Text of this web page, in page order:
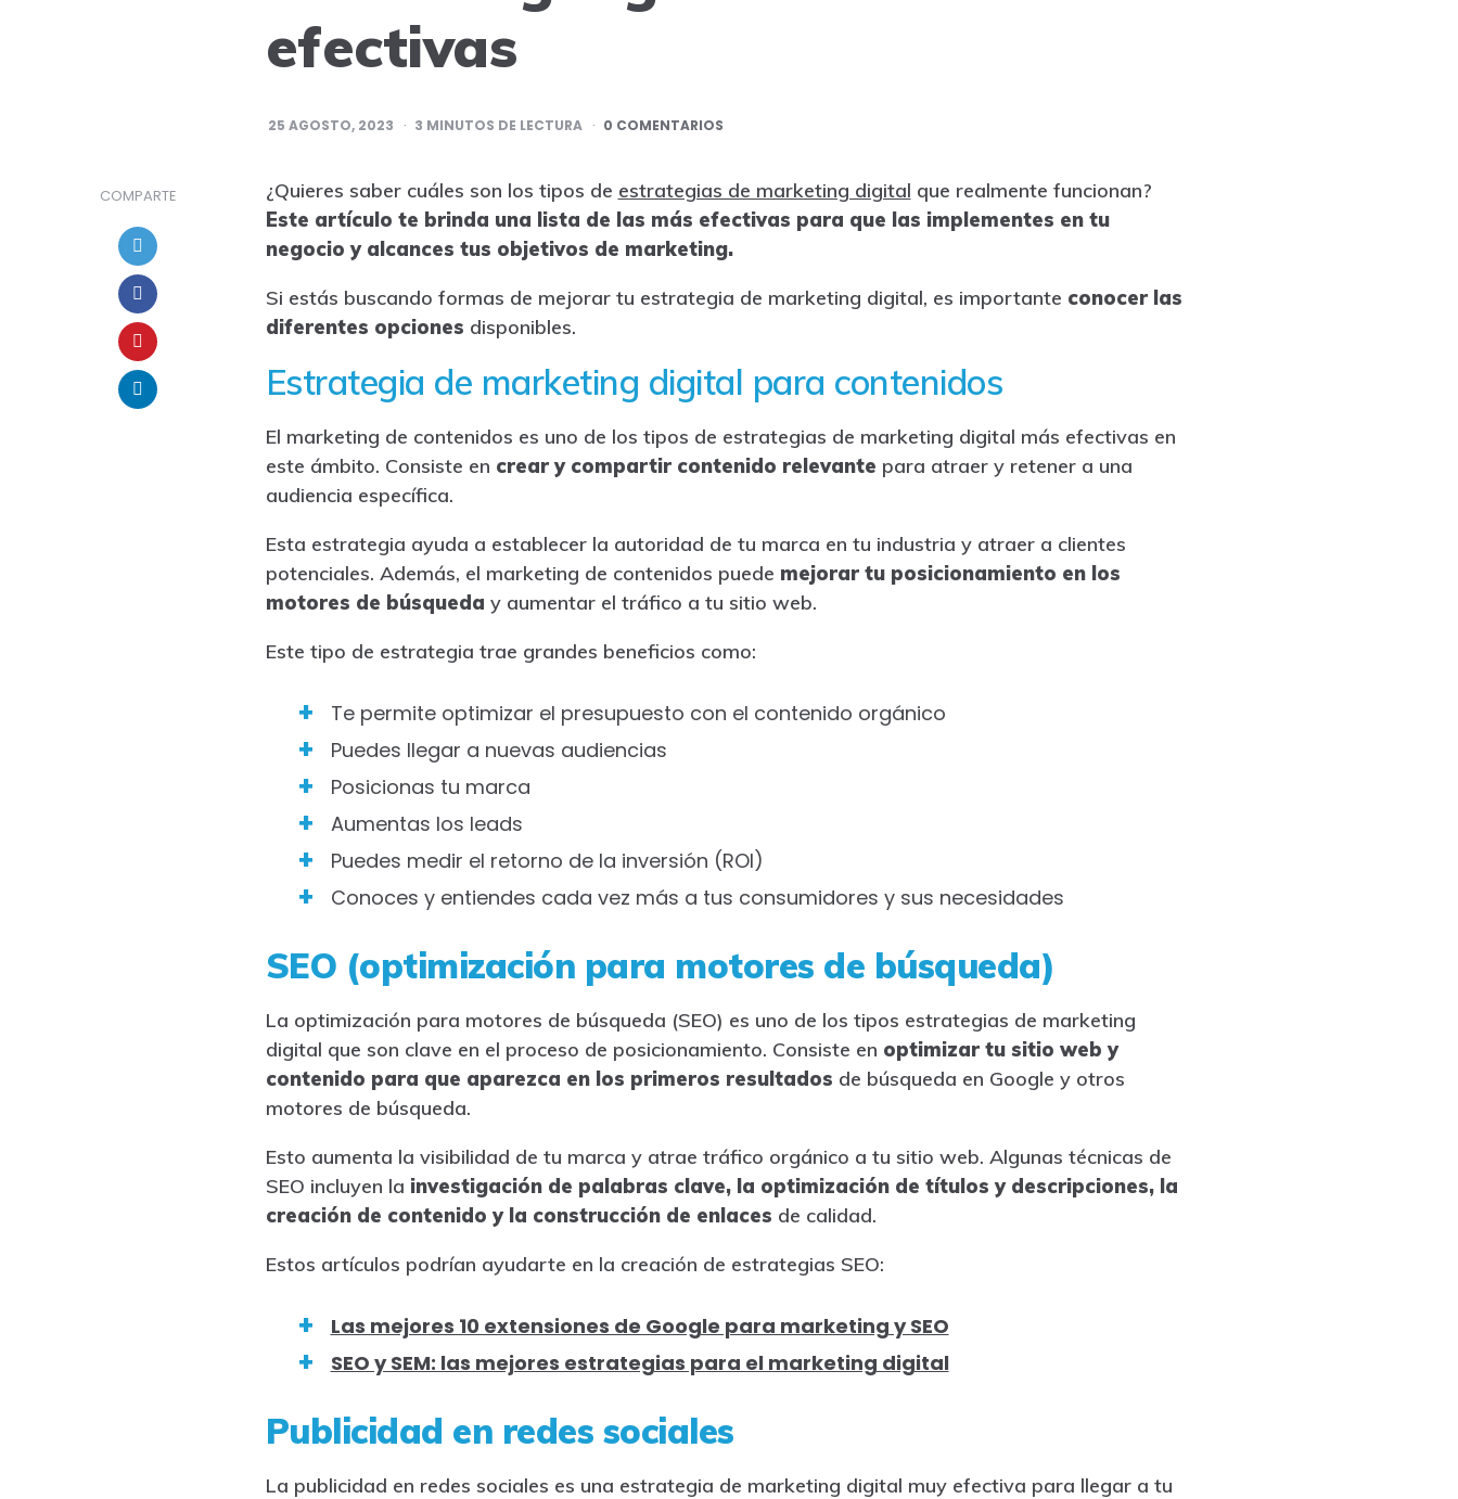
efectivas
25 AGOSTO, 2023 3 MINUTOS DE LECTURA 0 COMENTARIOS
COMPARTE ¿Quieres saber cuáles son los tipos de estrategias de marketing digital que realmente funcionan?
Este artículo te brinda una lista de las más efectivas para que las implementes en tu
negocio y alcances tus objetivos de marketing.
Si estás buscando formas de mejorar tu estrategia de marketing digital, es importante conocer las
diferentes opciones disponibles.
Estrategia de marketing digital para contenidos
El marketing de contenidos es uno de los tipos de estrategias de marketing digital más efectivas en
este ámbito. Consiste en crear y compartir contenido relevante para atraer y retener a una
audiencia específica.
Esta estrategia ayuda a establecer la autoridad de tu marca en tu industria y atraer a clientes
potenciales. Además, el marketing de contenidos puede mejorar tu posicionamiento en los
motores de búsqueda y aumentar el tráfico a tu sitio web.
Este tipo de estrategia trae grandes beneficios como:
Te permite optimizar el presupuesto con el contenido orgánico
Puedes llegar a nuevas audiencias
Posicionas tu marca
Aumentas los leads
Puedes medir el retorno de la inversión (ROI)
Conoces y entiendes cada vez más a tus consumidores y sus necesidades
SEO (optimización para motores de búsqueda)
La optimización para motores de búsqueda (SEO) es uno de los tipos estrategias de marketing
digital que son clave en el proceso de posicionamiento. Consiste en optimizar tu sitio web y
contenido para que aparezca en los primeros resultados de búsqueda en Google y otros
motores de búsqueda.
Esto aumenta la visibilidad de tu marca y atrae tráfico orgánico a tu sitio web. Algunas técnicas de
SEO incluyen la investigación de palabras clave, la optimización de títulos y descripciones, la
creación de contenido y la construcción de enlaces de calidad.
Estos artículos podrían ayudarte en la creación de estrategias SEO:
Las mejores 10 extensiones de Google para marketing y SEO
SEO y SEM: las mejores estrategias para el marketing digital
Publicidad en redes sociales
La publicidad en redes sociales es una estrategia de marketing digital muy efectiva para llegar a tu